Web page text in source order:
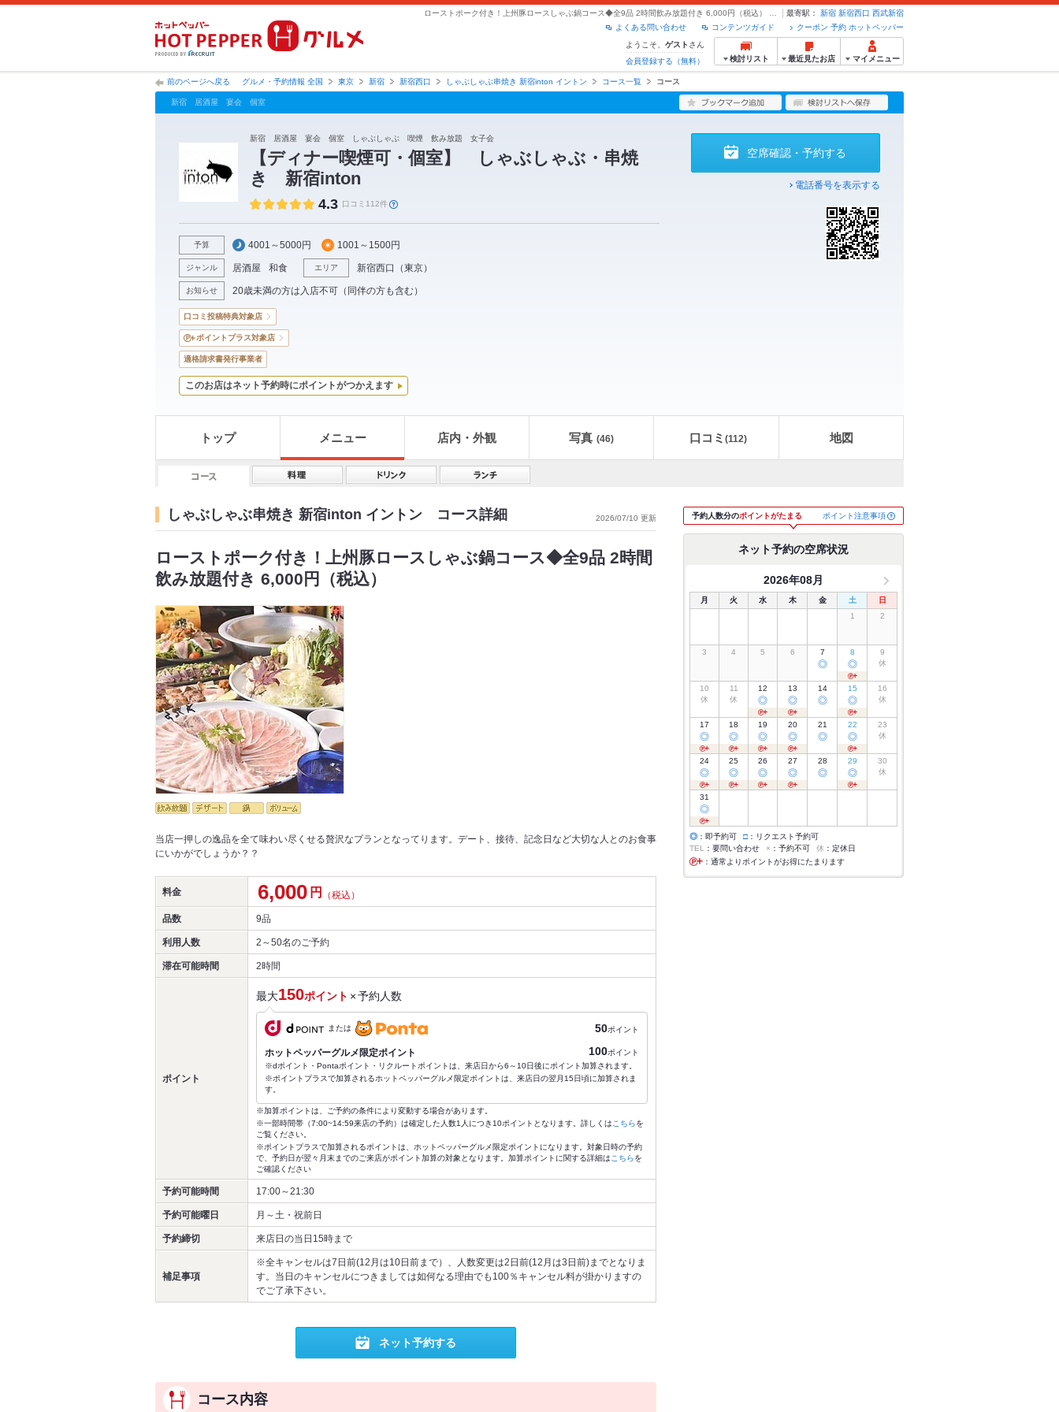
最寄駅： 新宿 新宿西口 西武新宿
クーポン 予約 ホットペッパー
コンテンツガイド
よくある問い合わせ
ようこそ、 ゲスト さん
会員登録する（無料）
検討リスト 最近見たお店 マイメニュー
前のページへ戻る グルメ・予約情報 全国 東京 新宿 新宿西口 しゃぶしゃぶ串焼き 新宿inton イントン コース一覧 コース
新宿 居酒屋 宴会 個室
新宿 居酒屋 宴会 個室 しゃぶしゃぶ 喫煙 飲み放題 女子会
【ディナー喫煙可・個室】 しゃぶしゃぶ・串焼
き 新宿inton
4.3 口コミ112件
予算 4001～5000円 1001～1500円
ジャンル 居酒屋 和食 エリア 新宿西口 （東京）
お知らせ 20歳未満の方は入店不可（同伴の方も含む）
空席確認・予約する
電話番号を表示する
口コミ投稿特典対象店
ポイントプラス対象店
適格請求書発行事業者
このお店はネット予約時にポイントがつかえます
トップ メニュー 店内・外観 写真 (46) 口コミ (112) 地図
しゃぶしゃぶ串焼き 新宿inton イントン コース詳細 2026/07/10 更新
ローストポーク付き！上州豚ロースしゃぶ鍋コース◆全9品 2時間
飲み放題付き 6,000円（税込）
当店一押しの逸品を全て味わい尽くせる贅沢なプランとなってります。デート、接待、記念日など大切な人とのお食事
にいかがでしょうか？？
料金 6,000 円 （税込）
品数 9品
利用人数 2～50名のご予約
滞在可能時間 2時間
ポイント
最大150ポイント ×予約人数
または 50ポイント
ホットペッパーグルメ限定ポイント 100ポイント
※dポイント・Pontaポイント・リクルートポイントは、来店日から6～10日後にポイント加算されます。
※ポイントプラスで加算されるホットペッパーグルメ限定ポイントは、来店日の翌月15日頃に加算されま
す。
※加算ポイントは、ご予約の条件により変動する場合があります。
※一部時間帯（7:00~14:59来店の予約）は確定した人数1人につき10ポイントとなります。詳しくは こちらを
ご覧ください。
※ポイントプラスで加算されるポイントは、ホットペッパーグルメ限定ポイントになります。対象日時の予約
で、予約日が翌々月末までのご来店がポイント加算の対象となります。加算ポイントに関する詳細は こちらを
ご確認ください
予約可能時間 17:00～21:30
予約可能曜日 月～土・祝前日
予約締切 来店日の当日15時まで
補足事項
※全キャンセルは7日前(12月は10日前まで）、人数変更は2日前(12月は3日前)までとなりま
す。当日のキャンセルにつきましては如何なる理由でも100％キャンセル料が掛かりますの
でご了承下さい。
ネット予約する
コース内容
予約人数分のポイントがたまる ポイント注意事項
ネット予約の空席状況
2026年08月
月 火 水 木 金 土
日
1
2
3 4 5 6 7
◎
8
◎
9
休
10
休
11
休
12
◎
13
◎
14
◎
15
◎
16
休
17
◎
18
◎
19
◎
20
◎
21
◎
22
◎
23
休
24
◎
25
◎
26
◎
27
◎
28
◎
29
◎
30
休
31
◎
◎ ：即予約可 □ ：リクエスト予約可
TEL
：要問い合わせ × ：予約不可 休 ：定休日
：通常よりポイントがお得にたまります